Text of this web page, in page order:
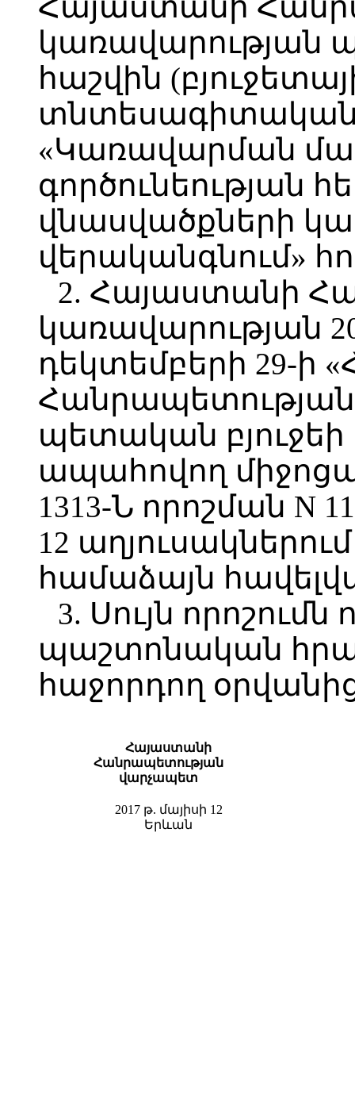
Հայաստանի
կառավարության
հաշվին
«Կառավարման
գործունեության
վնասվածքների
վերականգնում»
2. Հայաստանի
կառավարության
դեկտեմբերի 29-ի
Հանրապետության
պետական
ապահովող
1313-Ն որոշման N
12
համաձայն
3. Սույն որոշումն
պաշտոնական
հաջորդող
Հայաստանի
Հանրապետության
վարչապետ
2017 թ. մայիսի 12
Երևան